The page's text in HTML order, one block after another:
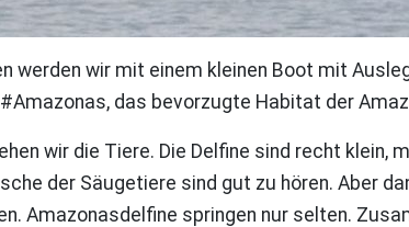
werden wir mit einem kleinen Boot mit
das bevorzugte Habitat der
wir die Tiere. Die Delfine sind recht
der Säugetiere sind gut zu hören. Aber
Amazonasdelfine springen nur selten.